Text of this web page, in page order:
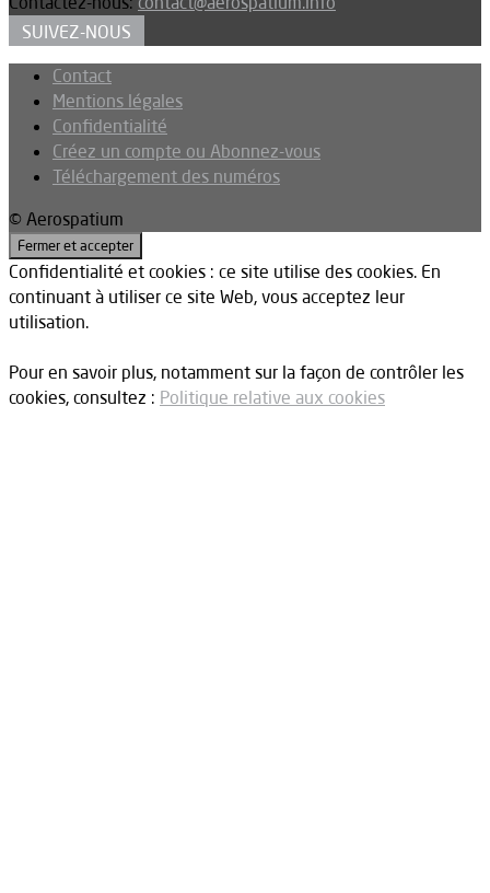
SUIVEZ-NOUS
Contact
Mentions légales
Confidentialité
Créez un compte ou Abonnez-vous
Téléchargement des numéros
© Aerospatium
Confidentialité et cookies : ce site utilise des cookies. En
continuant à utiliser ce site Web, vous acceptez leur
utilisation.
Pour en savoir plus, notamment sur la façon de contrôler les
cookies, consultez : Politique relative aux cookies